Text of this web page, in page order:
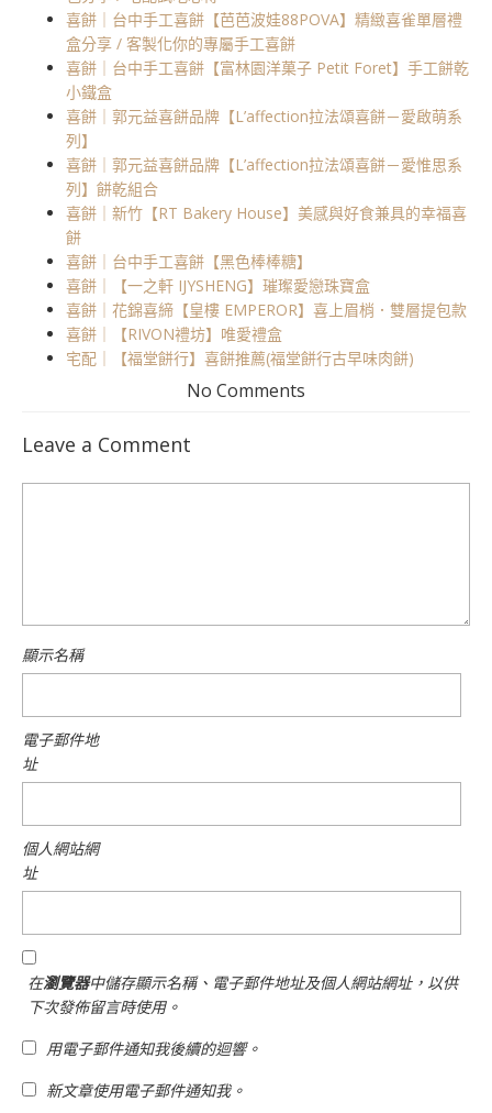
喜餅｜台中手工喜餅【芭芭波娃88POVA】精緻喜雀單層禮
盒分享 / 客製化你的專屬手工喜餅
喜餅｜台中手工喜餅【富林園洋菓子 Petit Foret】手工餅乾
小鐵盒
喜餅｜郭元益喜餅品牌【L’affection拉法頌喜餅－愛啟萌系
列】
喜餅｜郭元益喜餅品牌【L’affection拉法頌喜餅－愛惟思系
列】餅乾組合
喜餅｜新竹【RT Bakery House】美感與好食兼具的幸福喜
餅
喜餅｜台中手工喜餅【黑色棒棒糖】
喜餅｜【一之軒 IJYSHENG】璀璨愛戀珠寶盒
喜餅｜花錦喜締【皇樓 EMPEROR】喜上眉梢．雙層提包款
喜餅｜【RIVON禮坊】唯愛禮盒
宅配｜【福堂餅行】喜餅推薦(福堂餅行古早味肉餅)
No Comments
Leave a Comment
顯示名稱
電子郵件地
址
個人網站網
址
在瀏覽器中儲存顯示名稱、電子郵件地址及個人網站網址，以供
下次發佈留言時使用。
用電子郵件通知我後續的迴響。
新文章使用電子郵件通知我。